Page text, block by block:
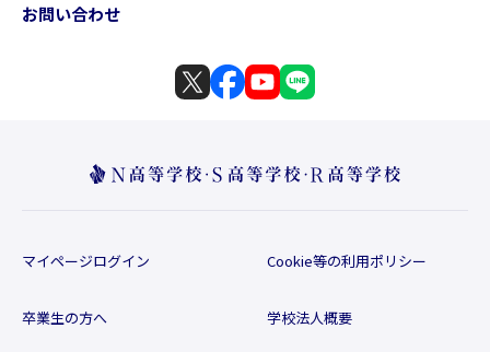
お問い合わせ
マイページログイン
卒業生の方へ
Cookie等の利用ポリシー
学校法人概要